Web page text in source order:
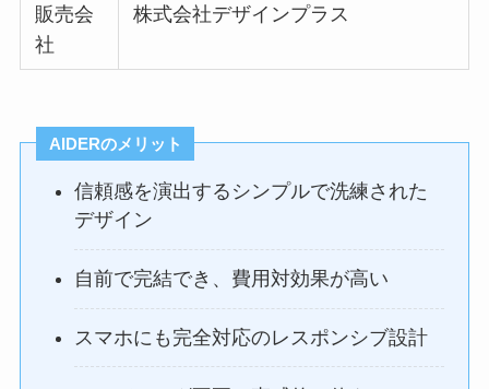
販売会
社
株式会社デザインプラス
AIDERのメリット
信頼感を演出するシンプルで洗練された
デザイン
自前で完結でき、費用対効果が高い
スマホにも完全対応のレスポンシブ設計